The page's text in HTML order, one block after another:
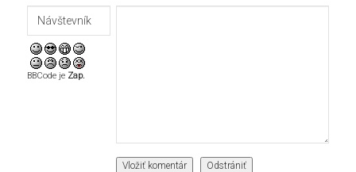
BBCode je Zap.